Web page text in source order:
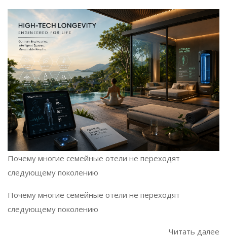
Почему многие семейные отели не переходят
следующему поколению
Почему многие семейные отели не переходят
следующему поколению
Читать далее